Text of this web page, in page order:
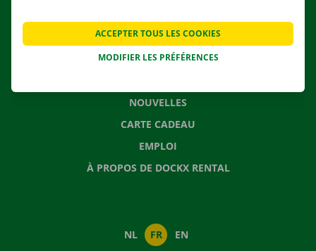
CONTACTEZ NOUS
NOUVELLES
CARTE CADEAU
EMPLOI
À PROPOS DE DOCKX RENTAL
NL FR EN
MODIFIER LES PRÉFÉRENCES
ACCEPTER TOUS LES COOKIES